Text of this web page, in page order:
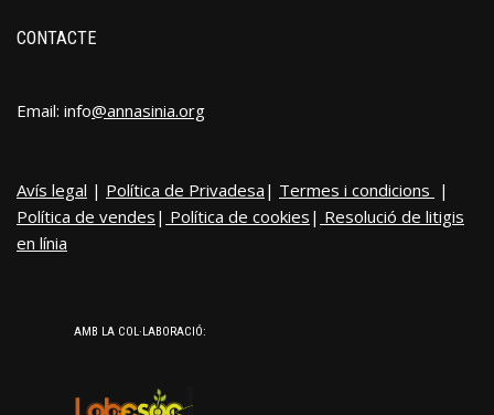
CONTACTE
Email: info@annasinia.org
Avís legal | Política de Privadesa | Termes i condicions |
Política de vendes | Política de cookies | Resolució de litigis
en línia
AMB LA COL·LABORACIÓ: